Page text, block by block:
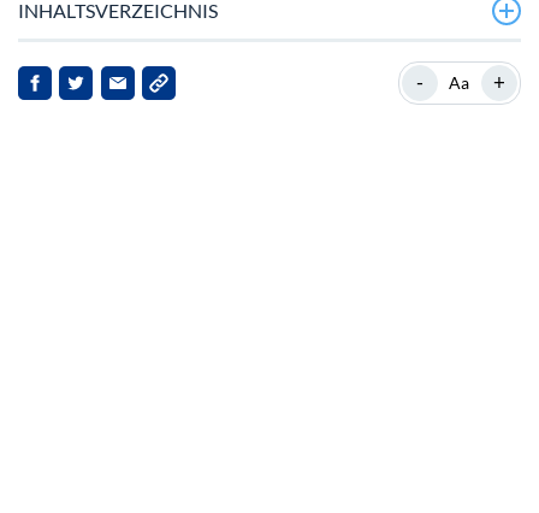
INHALTSVERZEICHNIS
Aktuelle Marktposition von Hedera
- Aa +